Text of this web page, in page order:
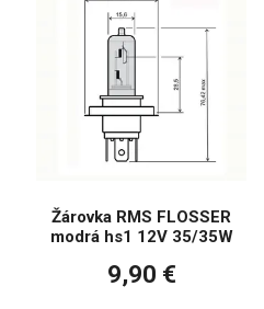
Žárovka RMS FLOSSER
modrá hs1 12V 35/35W
9,90 €